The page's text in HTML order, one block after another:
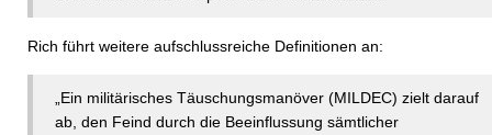
Rich führt weitere aufschlussreiche Definitionen an:
„Ein militärisches Täuschungsmanöver (MILDEC) zielt darauf
ab, den Feind durch die Beeinflussung sämtlicher